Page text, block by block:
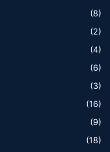
(8)
(2)
(4)
(6)
(3)
(16)
(9)
(18)